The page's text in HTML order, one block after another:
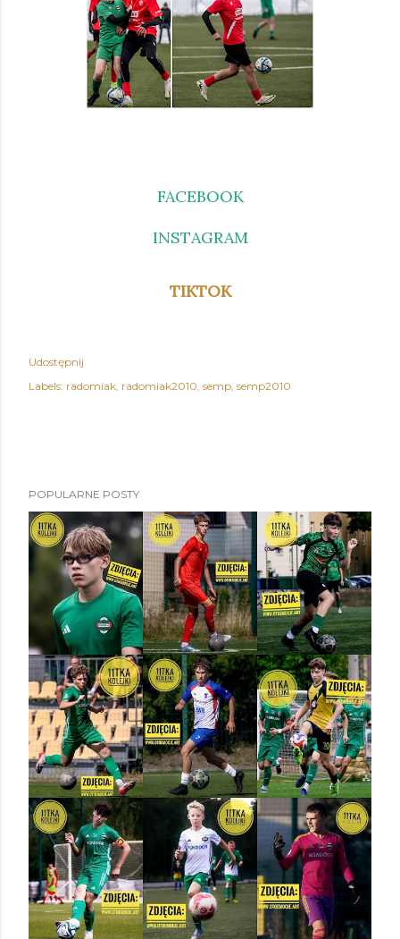
FACEBOOK
INSTAGRAM
TIKTOK
Udostępnij
Labels: radomiak radomiak2010 semp semp2010
POPULARNE POSTY